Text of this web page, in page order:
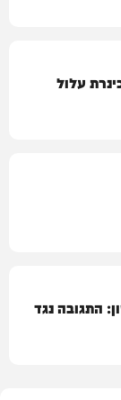
עלול
התגובה נגד